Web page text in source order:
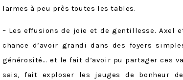
larmes à peu près toutes les tables.
– Les effusions de joie et de gentillesse. Axel
chance d’avoir grandi dans des foyers
générosité… et le fait d’avoir pu partager ces
sais, fait exploser les jauges de bonheur